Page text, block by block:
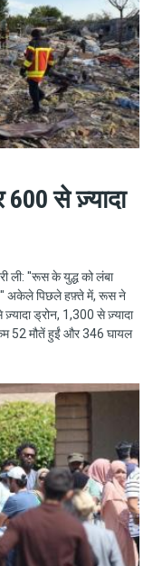
से ज़्यादा
ली: "रूस के युद्ध को लंबा
अकेले पिछले हफ़्ते में, रूस ने
ड्रोन, 1,300 से ज़्यादा
52 मौतें हुईं और 346 घायल